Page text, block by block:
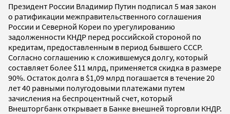
Президент России Владимир Путин подписал 5 мая закон
о ратификации межправительственного соглашения
России и Северной Кореи по урегулированию
задолженности КНДР перед российской стороной по
кредитам, предоставленным в период бывшего СССР.
Согласно соглашению к сложившемуся долгу, который
составляет более $11 млрд, применяется скидка в размере
90%. Остаток долга в $1,09 млрд погашается в течение 20
лет 40 равными полугодовыми платежами путем
зачисления на беспроцентный счет, который
Внешторгбанк открывает в Банке внешней торговли КНДР.